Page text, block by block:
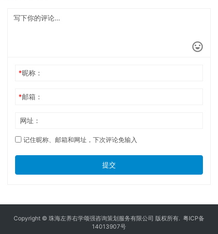
*昵称：
*邮箱：
网址：
记住昵称、邮箱和网址，下次评论免输入
提交
Copyright © 珠海左养右学颂强咨询策划服务有限公司 版权所有. 粤ICP备
14013907号